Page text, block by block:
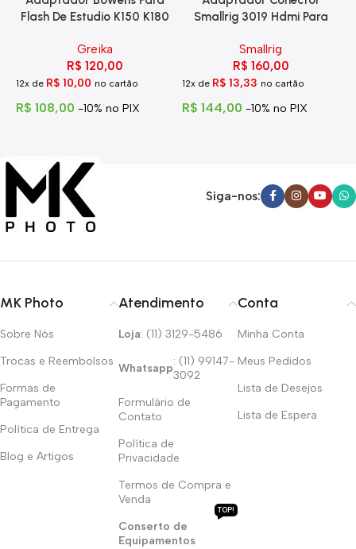
Flash De Estudio K150 K180
Greika
R$ 120,00
12x de R$ 10,00 no cartão
R$ 108,00 -10% no PIX
Smallrig 3019 Hdmi Para
Smallrig
R$ 160,00
12x de R$13,33 no cartão
R$ 144,00 -10% no PIX
Siga-nos:
MK Photo
Sobre Nós
Trocas e Reembolsos
Formas de
Pagamento
Política de Entrega
Blog e Artigos
Atendimento
Loja: (11) 3129-5486
Whatsapp
: (11) 99147-
3092
Formulário de
Contato
Política de
Privacidade
Termos de Compra e
Venda
Conserto de
Equipamentos
TOP!
Conta
Minha Conta
Meus Pedidos
Lista de Desejos
Lista de Espera